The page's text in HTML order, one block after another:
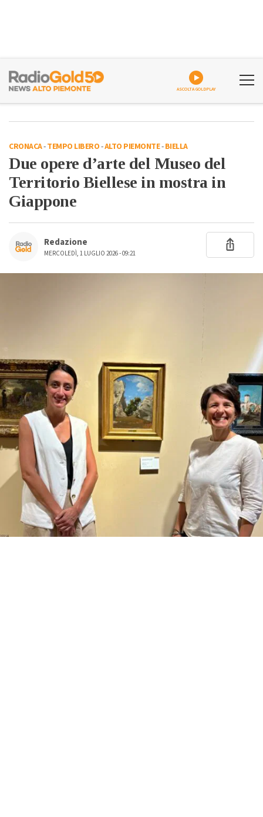
ASCOLTA GOLDPLAY
CRONACA-TEMPO LIBERO-ALTO PIEMONTE-BIELLA
Due opere d’arte del Museo del
Territorio Biellese in mostra in
Giappone
Redazione
MERCOLEDÌ, 1 LUGLIO 2026 - 09:21